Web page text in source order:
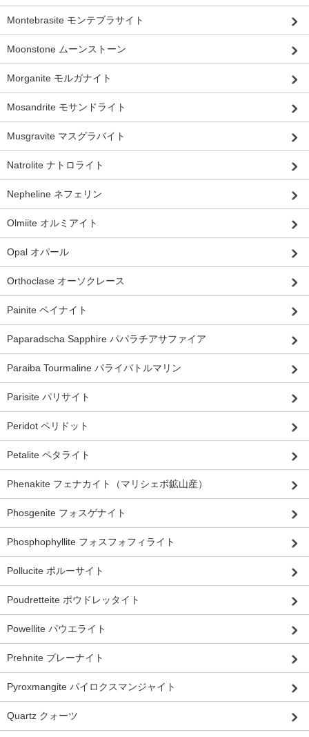
Montebrasite モンテブラサイト
Moonstone ムーンストーン
Morganite モルガナイト
Mosandrite モサンドライト
Musgravite マスグラバイト
Natrolite ナトロライト
Nepheline ネフェリン
Olmiite オルミアイト
Opal オパール
Orthoclase オーソクレース
Painite ペイナイト
Paparadscha Sapphire パパラチアサファイア
Paraiba Tourmaline パライバトルマリン
Parisite パリサイト
Peridot ペリドット
Petalite ペタライト
Phenakite フェナカイト（マリシェボ鉱山産）
Phosgenite フォスゲナイト
Phosphophyllite フォスフォフィライト
Pollucite ポルーサイト
Poudretteite ポウドレッタイト
Powellite パウエライト
Prehnite プレーナイト
Pyroxmangite パイロクスマンジャイト
Quartz クォーツ